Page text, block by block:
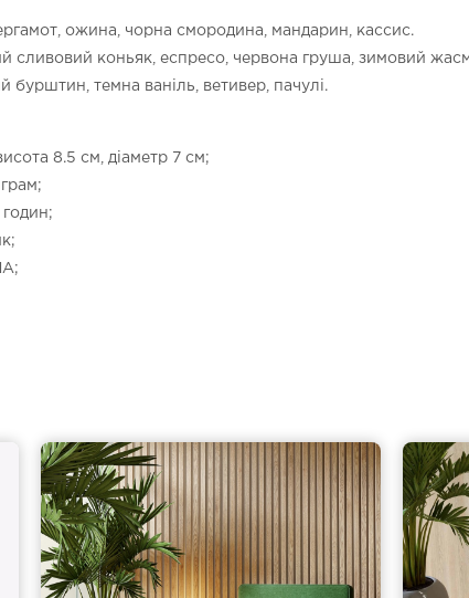
ожина, чорна смородина, мандарин, кассис.
сливовий коньяк, еспресо, червона груша, зимовий
бурштин, темна ваніль, ветивер, пачулі.
8.5 см, діаметр 7 см;
годин;